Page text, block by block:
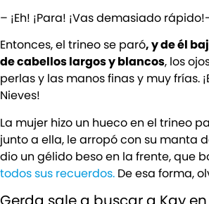
– ¡Eh! ¡Para! ¡Vas demasiado
Entonces, el trineo se paró, y de él
de cabellos largos y blancos, los
perlas y las manos finas y muy frías.
Nieves!
La mujer hizo un hueco en el trineo
junto a ella, le arropó con su manta
dio un gélido beso en la frente, que
todos sus recuerdos. De esa forma,